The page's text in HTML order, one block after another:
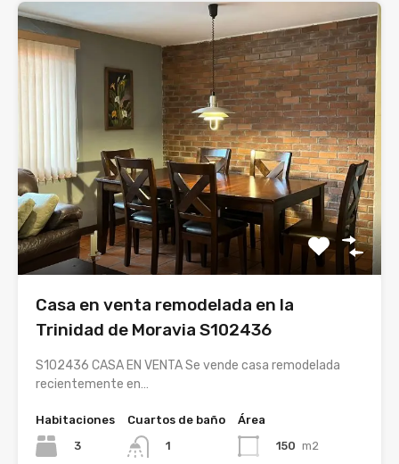
Casa en venta remodelada en la
Trinidad de Moravia S102436
S102436 CASA EN VENTA Se vende casa remodelada
recientemente en…
Habitaciones
3
Cuartos de baño
1
Área
150 m2